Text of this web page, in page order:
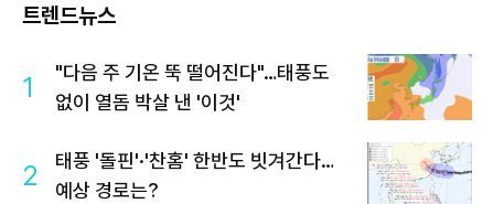
트렌드뉴스
1
"다음 주 기온 뚝 떨어진다"…태풍도
없이 열돔 박살 낸 '이것'
2
태풍 '돌핀'·'찬홈' 한반도 빗겨간다…
예상 경로는?